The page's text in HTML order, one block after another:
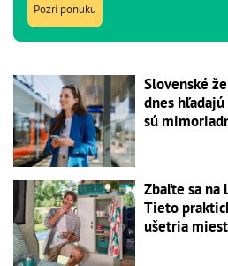
Pozri ponuku
Slovenské
dnes
sú
Zbaľte sa na
Tieto
ušetria